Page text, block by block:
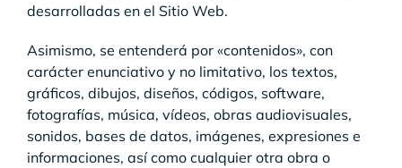
desarrolladas en el Sitio Web.
Asimismo, se entenderá por «contenidos», con
carácter enunciativo y no limitativo, los textos,
gráficos, dibujos, diseños, códigos, software,
fotografías, música, vídeos, obras audiovisuales,
sonidos, bases de datos, imágenes, expresiones e
informaciones, así como cualquier otra obra o